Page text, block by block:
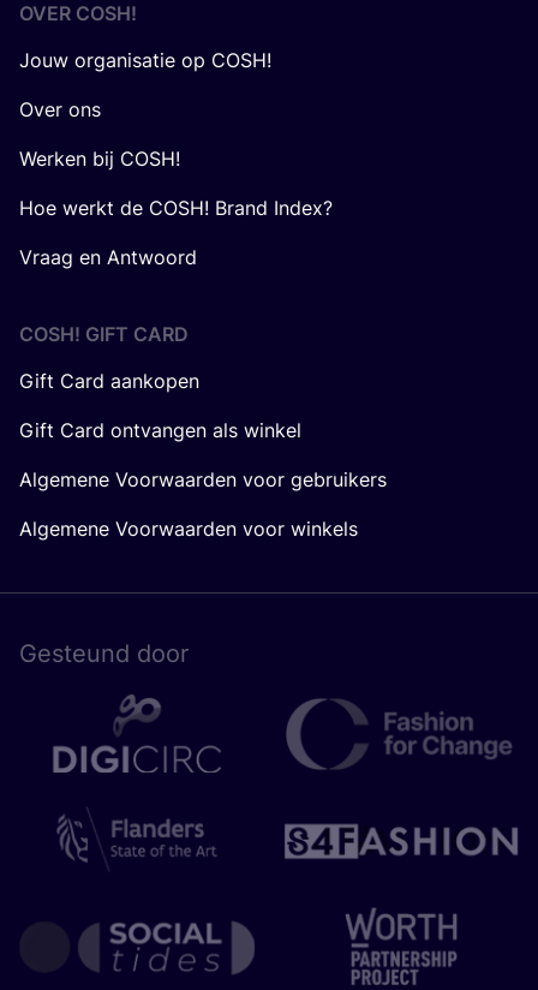
OVER COSH!
Jouw organisatie op COSH!
Over ons
Werken bij COSH!
Hoe werkt de COSH! Brand Index?
Vraag en Antwoord
COSH! GIFT CARD
Gift Card aankopen
Gift Card ontvangen als winkel
Algemene Voorwaarden voor gebruikers
Algemene Voorwaarden voor winkels
Gesteund door